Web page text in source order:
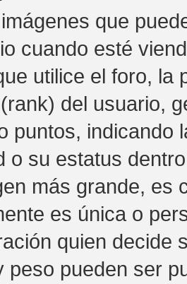
que
cuando esté
utilice el foro, la
del usuario,
puntos, indicando
o su estatus
más grande, es
es única o
quien decide
peso pueden ser